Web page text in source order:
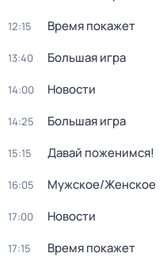
12:15 Время покажет
13:40 Большая игра
14:00 Новости
14:25 Большая игра
15:15 Давай поженимся!
16:05 Мужское/Женское
17:00 Новости
17:15 Время покажет